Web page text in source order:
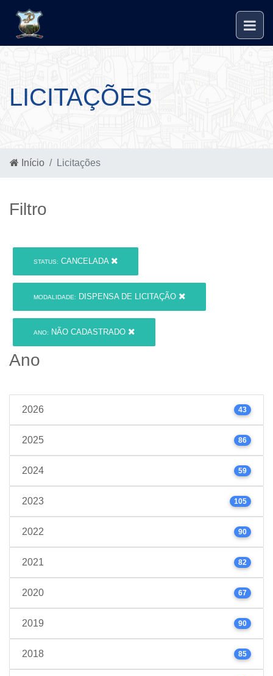
LICITAÇÕES
Início Licitações
Filtro
STATUS: CANCELADA
MODALIDADE: DISPENSA DE LICITAÇÃO
ANO: NÃO CADASTRADO
Ano
2026 43
2025 86
2024 59
2023 105
2022 90
2021 82
2020 67
2019 90
2018 85